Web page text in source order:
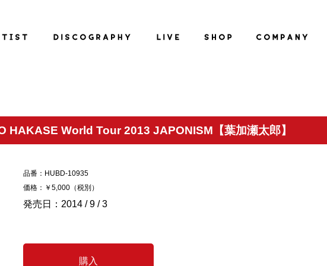
HAKASE World Tour 2013 JAPONISM【葉加瀬太郎】
品番：HUBD-10935
価格：￥5,000（税別）
発売日：2014 / 9 / 3
購入